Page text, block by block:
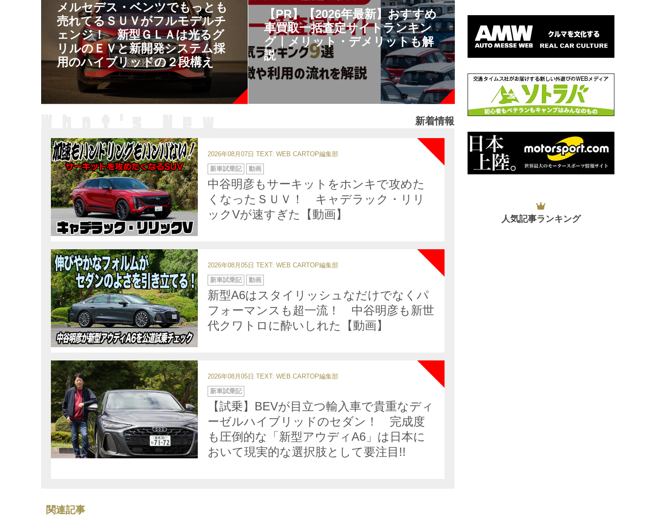
メルセデス・ベンツでもっとも
売れてるＳＵＶがフルモデルチ
ェンジ！ 新型ＧＬＡは光るグ
リルのＥＶと新開発システム採
用のハイブリッドの２段構え
【PR】【2026年最新】おすすめ
車買取一括査定サイトランキン
グ｜メリット・デメリットも解
説
新着情報
NEW
2026年08月07日 TEXT: WEB CARTOP編集部
中谷明彦もサーキットをホンキで攻めた
くなったＳＵＶ！ キャデラック・リリ
ックVが速すぎた【動画】
カ
テ
ゴ
リ
ー
新車試乗記 動画
2026年08月05日 TEXT: WEB CARTOP編集部
新型A6はスタイリッシュなだけでなくパ
フォーマンスも超一流！ 中谷明彦も新世
代クワトロに酔いしれた【動画】
カ
テ
ゴ
リ
ー
新車試乗記 動画
2026年08月05日 TEXT: WEB CARTOP編集部
【試乗】BEVが目立つ輸入車で貴重なディ
ーゼルハイブリッドのセダン！ 完成度
も圧倒的な「新型アウディA6」は日本に
おいて現実的な選択肢として要注目!!
カ
テ新車試乗記
関連記事
人気記事ランキング